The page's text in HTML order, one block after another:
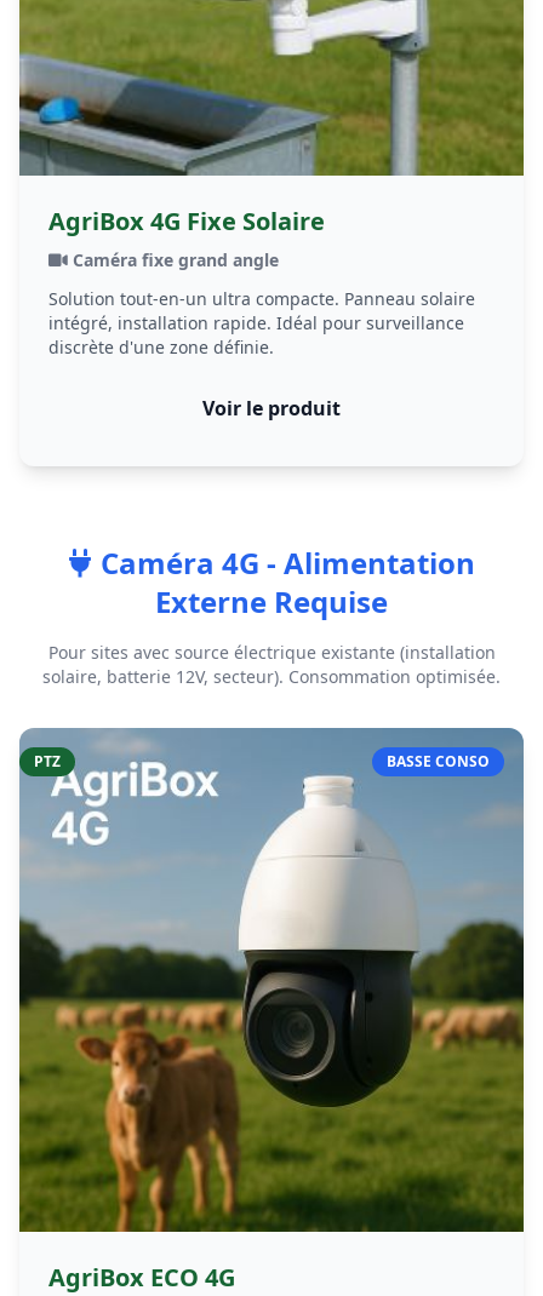
AgriBox 4G Fixe Solaire
Caméra fixe grand angle
Solution tout-en-un ultra compacte. Panneau solaire
intégré, installation rapide. Idéal pour surveillance
discrète d'une zone définie.
Voir le produit
Caméra 4G - Alimentation
Externe Requise
Pour sites avec source électrique existante (installation
solaire, batterie 12V, secteur). Consommation optimisée.
BASSE CONSO
PTZ
AgriBox ECO 4G